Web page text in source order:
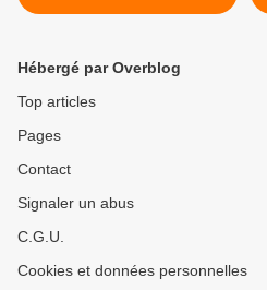
Hébergé par Overblog
Top articles
Pages
Contact
Signaler un abus
C.G.U.
Cookies et données personnelles